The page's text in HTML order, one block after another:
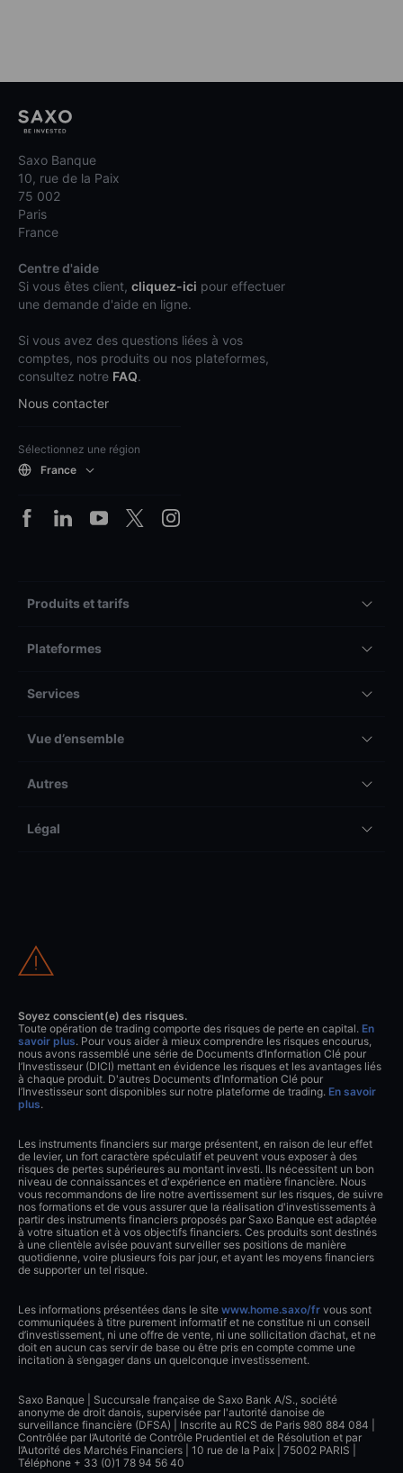
Saxo Banque
10, rue de la Paix
75 002
Paris
France
Centre d'aide
Si vous êtes client, cliquez-ici pour effectuer
une demande d'aide en ligne.
Si vous avez des questions liées à vos
comptes, nos produits ou nos plateformes,
consultez notre FAQ.
Nous contacter
Sélectionnez une région
France
Produits et tarifs
Plateformes
Services
Vue d’ensemble
Autres
Légal
Soyez conscient(e) des risques.
Toute opération de trading comporte des risques de perte en capital. En
savoir plus. Pour vous aider à mieux comprendre les risques encourus,
nous avons rassemblé une série de Documents d’Information Clé pour
l’Investisseur (DICI) mettant en évidence les risques et les avantages liés
à chaque produit. D'autres Documents d’Information Clé pour
l’Investisseur sont disponibles sur notre plateforme de trading. En savoir
plus.
Les instruments financiers sur marge présentent, en raison de leur effet
de levier, un fort caractère spéculatif et peuvent vous exposer à des
risques de pertes supérieures au montant investi. Ils nécessitent un bon
niveau de connaissances et d'expérience en matière financière. Nous
vous recommandons de lire notre avertissement sur les risques, de suivre
nos formations et de vous assurer que la réalisation d'investissements à
partir des instruments financiers proposés par Saxo Banque est adaptée
à votre situation et à vos objectifs financiers. Ces produits sont destinés
à une clientèle avisée pouvant surveiller ses positions de manière
quotidienne, voire plusieurs fois par jour, et ayant les moyens financiers
de supporter un tel risque.
Les informations présentées dans le site www.home.saxo/fr vous sont
communiquées à titre purement informatif et ne constitue ni un conseil
d’investissement, ni une offre de vente, ni une sollicitation d’achat, et ne
doit en aucun cas servir de base ou être pris en compte comme une
incitation à s’engager dans un quelconque investissement.
Saxo Banque | Succursale française de Saxo Bank A/S., société
anonyme de droit danois, supervisée par l'autorité danoise de
surveillance financière (DFSA) | Inscrite au RCS de Paris 980 884 084 |
Contrôlée par l’Autorité de Contrôle Prudentiel et de Résolution et par
l’Autorité des Marchés Financiers | 10 rue de la Paix | 75002 PARIS |
Téléphone + 33 (0)1 78 94 56 40